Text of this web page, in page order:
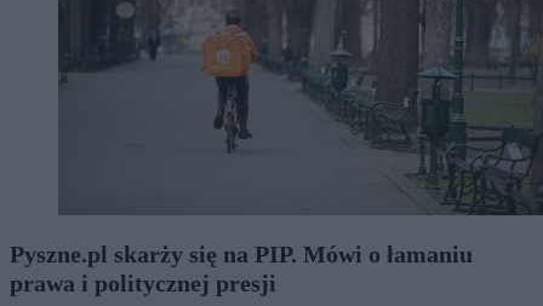
Pyszne.pl skarży się na PIP. Mówi o łamaniu
prawa i politycznej presji